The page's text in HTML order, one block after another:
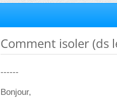
Comment isoler (ds
------
Bonjour,